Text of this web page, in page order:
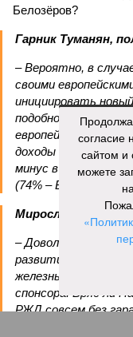
Белозёров?
Гарник Туманян,
– Вероятно, в
своими
инициировать
подобно
европейская
доходы от
минус в таком же
(74% – Вашингтону,
Мирослава
– Довольно
развития событий,
железные дороги
спонсора. Вряд ли
РЖД совсем без
согласие
сайтом и
можете